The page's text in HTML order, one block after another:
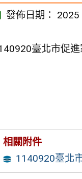
發佈日期： 2025
臺北市促
相關附件
1140920臺北